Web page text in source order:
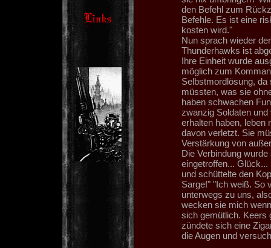
den Befehl zum
Befehle. Es ist eine
kosten wird."
Nun sprach wieder
Thunderhawks ist
Ihre Einheit wurde
möglich zum
Selbstmordlösung, da
müssten, was sie
haben schwachen
zwanzig Soldaten
erhalten haben, leben
davon verletzt. Sie
Verstärkung von
Die Verbindung
eingetroffen...
und schüttelte den
Sarge!" "Ich weiß. So
unterwegs zu uns,
wecken sie mich
sich gemütlich. Keers
zündete sich eine
die Augen und